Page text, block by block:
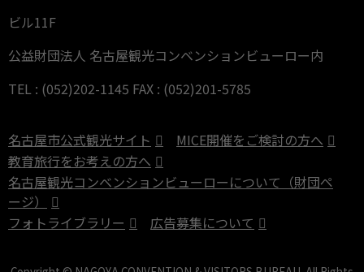
ビル11F
公益財団法人 名古屋観光コンベンションビューロー内
TEL : (052)202-1145 FAX : (052)201-5785
名古屋市公式観光サイト
MICE開催をご検討の方へ
教育旅行をお考えの方へ
名古屋観光コンベンションビューローについて（財団ペ
ージ）
フォトライブラリー
広告募集について